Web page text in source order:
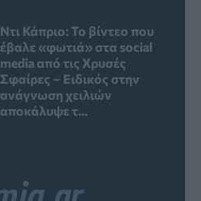
Ντι Κάπριο: Το βίντεο που
έβαλε «φωτιά» στα social
media από τις Χρυσές
Σφαίρες – Ειδικός στην
ανάγνωση χειλιών
αποκάλυψε τ...